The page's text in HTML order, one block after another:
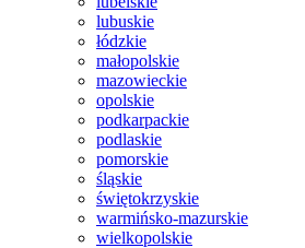
lubuskie
łódzkie
małopolskie
mazowieckie
opolskie
podkarpackie
podlaskie
pomorskie
śląskie
świętokrzyskie
warmińsko-mazurskie
wielkopolskie